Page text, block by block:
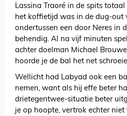
Lassina Traoré in de spits
het koffietijd was in de dug-out
ondertussen een door Neres in
behendig. Al na vijf minuten
achter doelman Michael
hoorde je de bal het net
Wellicht had Labyad ook een
nemen, want als hij effe beter
drietegentwee-situatie beter
je op hoopte, vertrok echter